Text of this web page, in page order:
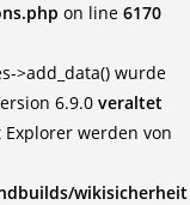
on line 6170
>add_data() wurde
6.9.0 veraltet
werden von
wikisicherheit